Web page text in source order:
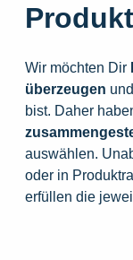
Wir möchten Dir
überzeugen
bist. Daher
auswählen.
oder in
erfüllen die